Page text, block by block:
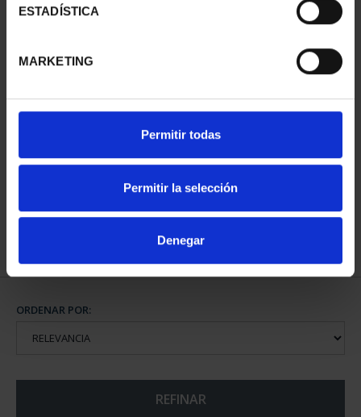
ESTADÍSTICA
MARKETING
Permitir todas
Permitir la selección
Denegar
PROVINCIA COLECCION
COMPLET...
ORDENAR POR:
REFINAR